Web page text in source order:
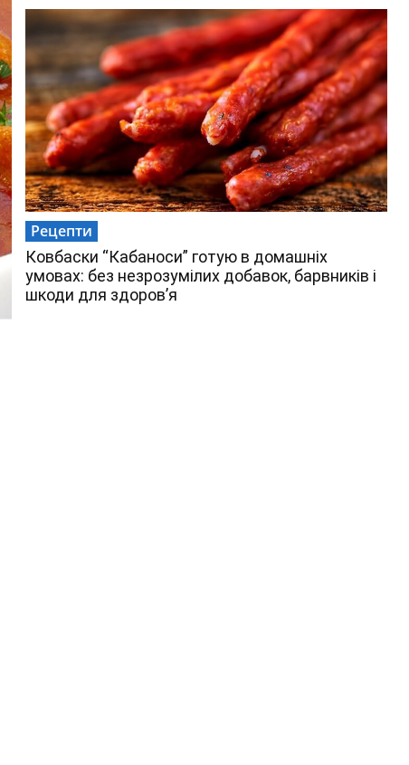
Рецепти
Ковбаски “Кабаноси” готую в домашніх
умовах: без незрозумілих добавок, барвників і
шкоди для здоров’я